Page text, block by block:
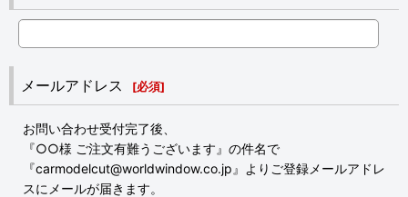
メールアドレス [必須]
お問い合わせ受付完了後、
『○○様 ご注文有難うございます』の件名で
『carmodelcut@worldwindow.co.jp』よりご登録メールアドレ
スにメールが届きます。